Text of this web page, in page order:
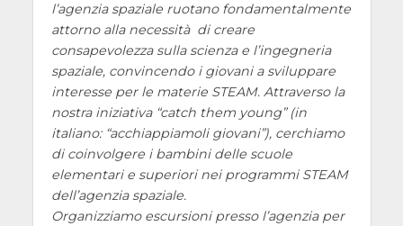
l’agenzia spaziale ruotano fondamentalmente
attorno alla necessità di creare
consapevolezza sulla scienza e l’ingegneria
spaziale, convincendo i giovani a sviluppare
interesse per le materie STEAM. Attraverso la
nostra iniziativa “catch them young” (in
italiano: “acchiappiamoli giovani”), cerchiamo
di coinvolgere i bambini delle scuole
elementari e superiori nei programmi STEAM
dell’agenzia spaziale.
Organizziamo escursioni presso l’agenzia per